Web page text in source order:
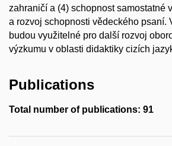
zahraničí a (4) schopnost samostatné
a rozvoj schopnosti vědeckého psaní.
budou využitelné pro další rozvoj
výzkumu v oblasti didaktiky cizích
Publications
Total number of publications: 91